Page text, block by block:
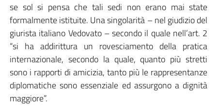
se sol si pensa che tali sedi non erano mai state
formalmente istituite. Una singolarità – nel giudizio del
giurista italiano Vedovato – secondo il quale nell’art. 2
“si ha addirittura un rovesciamento della pratica
internazionale, secondo la quale, quanto più stretti
sono i rapporti di amicizia, tanto più le rappresentanze
diplomatiche sono essenziale ed assurgono a dignità
maggiore”.